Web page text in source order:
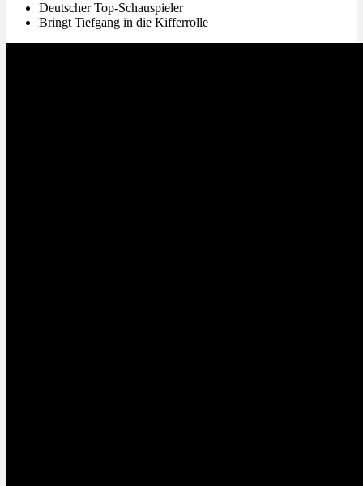
Deutscher Top-Schauspieler
Bringt Tiefgang in die Kifferrolle